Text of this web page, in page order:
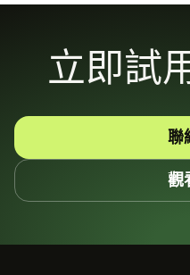
立即試
聯
觀